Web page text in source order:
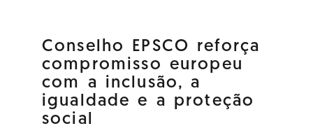
Conselho EPSCO reforça
compromisso europeu
com a inclusão, a
igualdade e a proteção
social